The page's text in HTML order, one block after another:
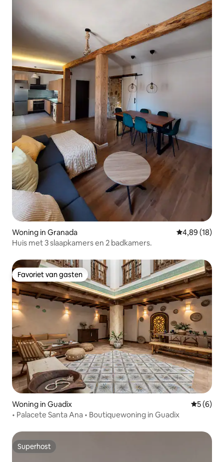
Woning in Granada Gemiddelde
4,89 (18)
Huis met 3 slaapkamers en 2 badkamers.
Favoriet van gasten
Favoriet van gasten
Woning in Guadix
5 (6)
• Palacete Santa Ana • Boutiquewoning in Guadix
Superhost
Superhost